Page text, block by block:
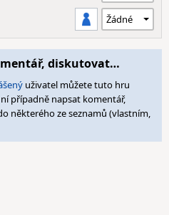
diskutovat…
uživatel můžete tuto hru
případně napsat komentář,
některého ze seznamů (vlastním,